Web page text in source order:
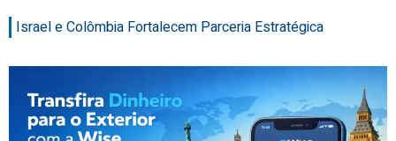
Israel e Colômbia Fortalecem Parceria Estratégica